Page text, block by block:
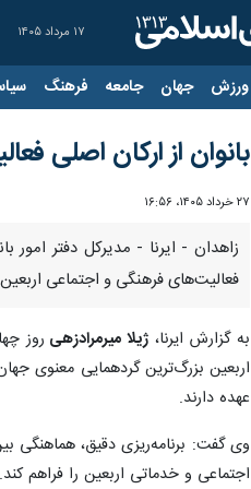
۱۷ مرداد ۱۴۰۵
ورزش جهان جامعه فرهنگ
بانوان از ارکان اصلی
۲۷ خرداد ۱۴۰۵، ۱۶:۵۶